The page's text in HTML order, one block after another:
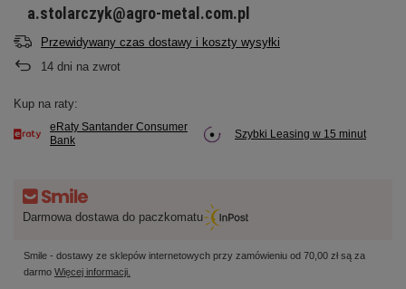
a.stolarczyk@agro-metal.com.pl
Przewidywany czas dostawy i koszty wysyłki
14 dni na zwrot
Kup na raty:
eRaty Santander Consumer
Bank
Szybki Leasing w 15 minut
Darmowa dostawa do paczkomatu
Smile - dostawy ze sklepów internetowych przy zamówieniu od 70,00 złsą za
darmo Więcej informacji.